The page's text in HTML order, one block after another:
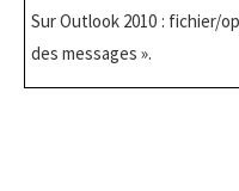
Sur Outlook 2010 : fichier/
des messages ».